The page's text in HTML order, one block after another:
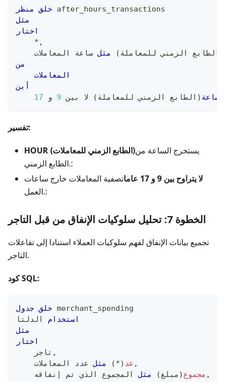
خلق منظر
after_hours_transactions
مثل
اختار
* ,
الطابع الزمني للمعاملة) مثل ساعة المعاملات
من
المعاملات
أين
ساعة ( الطابع الزمني للمعاملة) لا بين 9 و 17
تفسير:
HOUR (الطابع الزمني للمعاملات)يستخرج الساعة من
الطابع الزمني.:
لا يتراوح بين 9 و 17 عاما
تصفية المعاملات خارج ساعات
العمل.:
الخطوة 7: تحليل سلوكيات الإنفاق من قبل التاجر
تجميع بيانات الإنفاق لفهم سلوكيات العملاء استنادا إلى تفاعلات
التاجر.
كود SQL:
خلق جدول
merchant_spending
استخدام الدلتا
مثل
اختار
    تاجر
,
عد (
*
) مثل عدد المعاملات
,
مجموع ( مبلغ) مثل المجموع الذي تم إنفاقه
,